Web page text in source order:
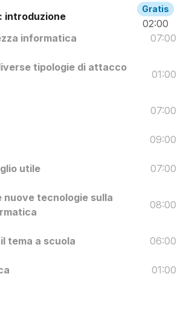
introduzione
Gratis
02:00
informatica 07:00
tipologie di attacco
01:00
07:00
09:00
utile 07:00
nuove tecnologie sulla
08:00
tema a scuola 06:00
01:00